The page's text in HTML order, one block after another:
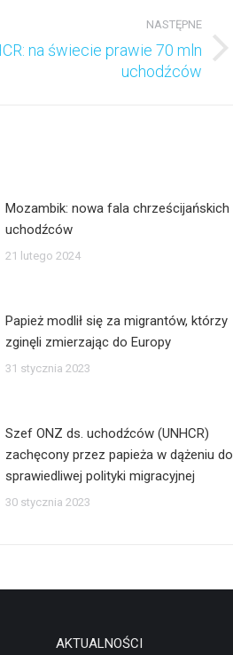
NASTĘPNE
na świecie prawie 70 mln
uchodźców
Mozambik: nowa fala chrześcijańskich
uchodźców
21 lutego 2024
Papież modlił się za migrantów, którzy
zginęli zmierzając do Europy
31 stycznia 2023
Szef ONZ ds. uchodźców (UNHCR)
zachęcony przez papieża w dążeniu do
sprawiedliwej polityki migracyjnej
30 stycznia 2023
AKTUALNOŚCI